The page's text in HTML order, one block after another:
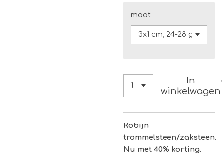
maat
In
winkelwagen
Robijn
trommelsteen/zaksteen.
Nu met 40% korting.